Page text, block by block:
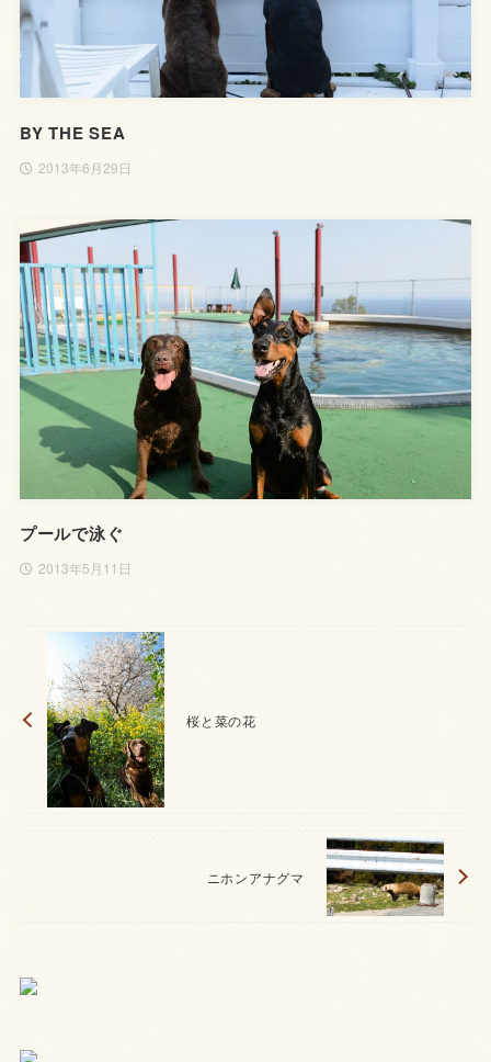
BY THE SEA
2013年6月29日
プールで泳ぐ
2013年5月11日
桜と菜の花
ニホンアナグマ